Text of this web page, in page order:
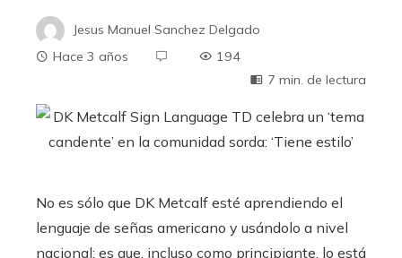
Jesus Manuel Sanchez Delgado
Hace 3 años
194
7 min. de lectura
No es sólo que DK Metcalf esté aprendiendo el
lenguaje de señas americano y usándolo a nivel
nacional: es que, incluso como principiante, lo está